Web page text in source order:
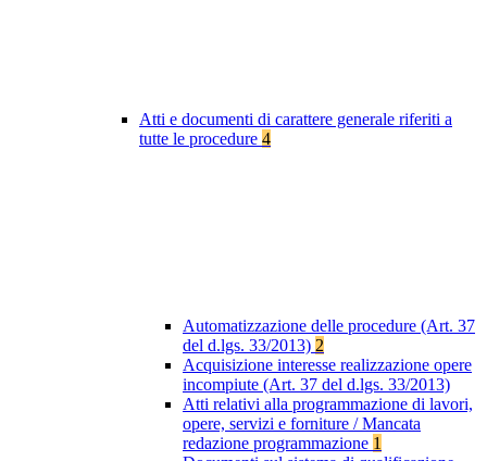
Atti e documenti di carattere generale riferiti a
tutte le procedure 4
Automatizzazione delle procedure (Art. 37
del d.lgs. 33/2013) 2
Acquisizione interesse realizzazione opere
incompiute (Art. 37 del d.lgs. 33/2013)
Atti relativi alla programmazione di lavori,
opere, servizi e forniture / Mancata
redazione programmazione 1